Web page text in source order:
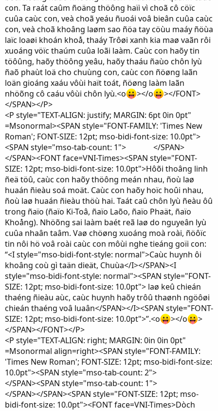
con. Ta raát caûm ñoäng thöông haïi vì choã cô cöïc
cuûa caùc con, veà choã yeáu ñuoái voâ bieân cuûa caùc
con, veà choã khoâng laøm sao ñöa tay cöùu maáy ñöùa
laïc loaøi khoán khoå, thaáy Trôøi xanh kia maø vaãn rôi
xuoáng vöïc thaúm cuûa loãi laàm. Caùc con haõy tin
töôûng, haõy thöông yeâu, haõy thaáu ñaùo chôn lyù
ñaõ phaùt loä cho chuùng con, caùc con ñöøng laãn
loän gioáng xaáu vôùi haït toát, ñöøng laàm laãn
nhöõng cô caáu vôùi chôn lyù.<o
></o
></FONT>
</SPAN></P>
<P style="TEXT-ALIGN: justify; MARGIN: 6pt 0in 0pt"
=Msonormal><SPAN style="FONT-FAMILY: 'Times New
Roman'; FONT-SIZE: 12pt; mso-bidi-font-size: 10.0pt">
<SPAN style="mso-tab-count: 1"> </SPAN>
</SPAN><FONT face=VNI-Times><SPAN style="FONT-
SIZE: 12pt; mso-bidi-font-size: 10.0pt">Hôõi thoâng linh
ñeä töû, caùc con haõy thöông meán nhau, ñoù laø
huaán ñieàu soá moät. Caùc con haõy hoïc hoûi nhau,
ñoù laø huaán ñieàu thöù hai. Taát caû chôn lyù ñeàu ôû
trong ñaïo (ñaïo Ki-Toâ, ñaïo Laõo, ñaïo Phaät, ñaïo
Khoång). Nhöõng sai laàm baét reã laø do nguyeân lyù
cuûa nhaân taâm. Vaø chöøng xuoáng moà roài, ñöôïc
tin nôi hö voâ roài caùc con môùi nghe tieáng goïi con:
“<I style="mso-bidi-font-style: normal">Caùc huynh ôi
khoâng coù gì taän dieät, Chuùa</I></SPAN><I
style="mso-bidi-font-style: normal"><SPAN style="FONT-
SIZE: 12pt; mso-bidi-font-size: 10.0pt"> laø keû chieán
thaéng ñieàu aùc, caùc huynh haõy trôû thaønh ngöôøi
chieán thaéng voâ luaân</SPAN></I><SPAN style="FONT-
SIZE: 12pt; mso-bidi-font-size: 10.0pt">”.<o
></o
>
</SPAN></FONT></P>
<P style="TEXT-ALIGN: right; MARGIN: 0in 0in 0pt"
=Msonormal align=right><SPAN style="FONT-FAMILY:
'Times New Roman'; FONT-SIZE: 12pt; mso-bidi-font-size:
10.0pt"><SPAN style="mso-tab-count: 2">
</SPAN><SPAN style="mso-tab-count: 1">
</SPAN></SPAN><SPAN style="FONT-SIZE: 12pt; mso-
bidi-font-size: 10.0pt"><FONT face=VNI-Times>Dòch